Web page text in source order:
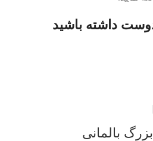
داشته باشید